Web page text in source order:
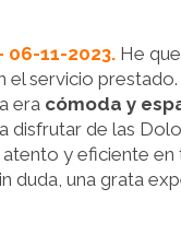
06-11-2023. He
el servicio prestado.
era cómoda y
disfrutar de las
y eficiente
duda, una grata